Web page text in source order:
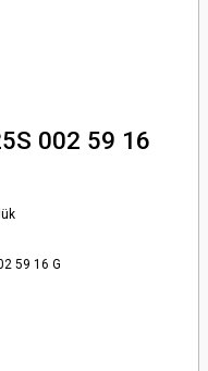
002 59 16
59 16 G